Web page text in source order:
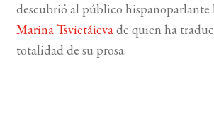
descubrió al público hispanoparlante
Marina Tsvietáievade quien ha
totalidad de su prosa.